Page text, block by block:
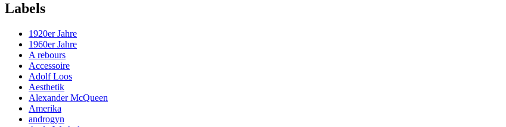
Labels
1920er Jahre
1960er Jahre
A rebours
Accessoire
Adolf Loos
Aesthetik
Alexander McQueen
Amerika
androgyn